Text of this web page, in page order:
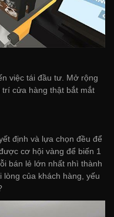
việc tái đầu tư. Mở rộng
cửa hàng thật bắt mắt
định và lựa chọn đều để
cơ hội vàng để biến 1
bán lẻ lớn nhất nhì thành
của khách hàng, yếu